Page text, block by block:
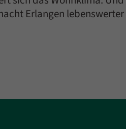
Erlangen